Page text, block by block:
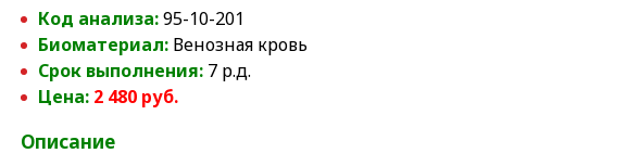
Код анализа:95-10-201
Биоматериал: Венозная кровь
Срок выполнения: 7 р.д.
Цена: 2 480 руб.
Описание